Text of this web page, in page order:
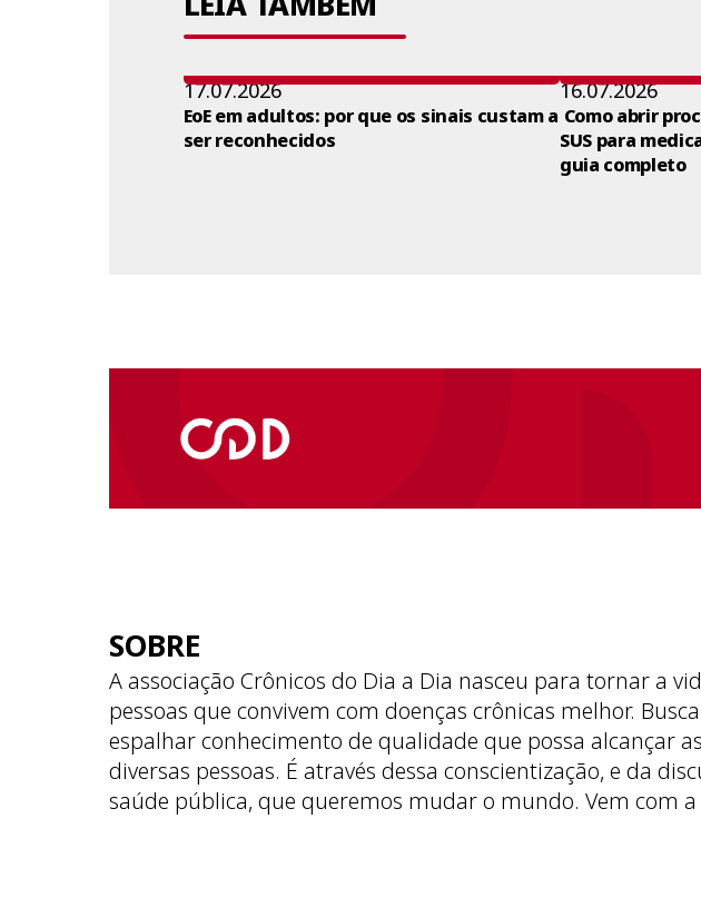
17.07.2026
EoE em adultos: por que os sinais custam a
ser reconhecidos
16.07.2026
Como abrir
SUS para
guia completo
SOBRE
A associação Crônicos do Dia a Dia nasceu para tornar a
pessoas que convivem com doenças crônicas melhor.
espalhar conhecimento de qualidade que possa alcançar
diversas pessoas. É através dessa conscientização, e da
saúde pública, que queremos mudar o mundo. Vem com a